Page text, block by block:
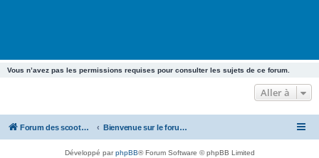
Vous n’avez pas les permissions requises pour consulter les sujets de ce forum.
Aller à
Forum des scooters SYM - GTS -MAXSYM - CRUISYM - JOYMAX - Maxsym TL Bienvenue sur le forum des scooters de la gamme SYM
Développé parphpBB® Forum Software © phpBB Limited